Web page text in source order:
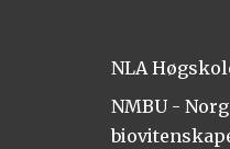
NLA
NMBU -